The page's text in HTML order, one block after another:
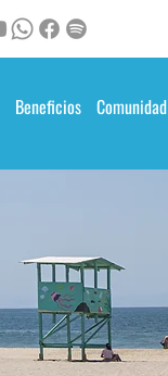
Beneficios Comunidad